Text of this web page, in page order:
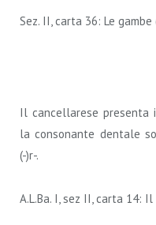
Sez. II, carta 36: Le gambe
Il cancellarese presenta
la consonante dentale
(-)r-.
A.L.Ba. I, sez II, carta 14: